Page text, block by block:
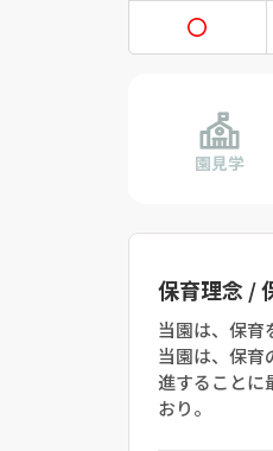
園見学
保育理念 /
当園は、保育
当園は、保育
進することに
おり。